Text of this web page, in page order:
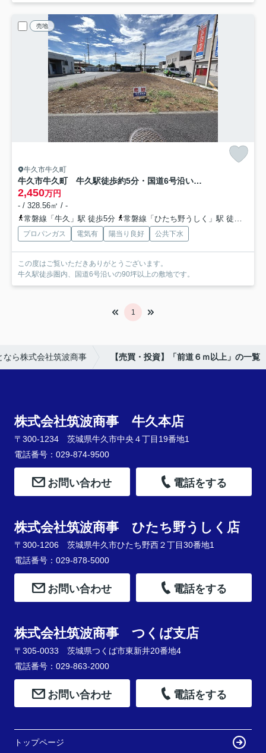
売地
牛久市牛久町
牛久市牛久町 牛久駅徒歩約5分・国道6号沿いの土地
2,450万円
- / 328.56㎡ / -
常磐線「牛久」駅 徒歩5分
常磐線「ひたち野うしく」駅 徒歩58分
プロパンガス 電気有 陽当り良好 公共下水
この度はご覧いただきありがとうございます。
牛久駅徒歩圏内、国道6号沿いの90坪以上の敷地です。
1
なら株式会社筑波商事 【売買・投資】「前道６ｍ以上」の一覧
株式会社筑波商事 牛久本店
〒300-1234 茨城県牛久市中央４丁目19番地1
電話番号：029-874-9500
お問い合わせ 電話をする
株式会社筑波商事 ひたち野うしく店
〒300-1206 茨城県牛久市ひたち野西２丁目30番地1
電話番号：029-878-5000
お問い合わせ 電話をする
株式会社筑波商事 つくば支店
〒305-0033 茨城県つくば市東新井20番地4
電話番号：029-863-2000
お問い合わせ 電話をする
トップページ